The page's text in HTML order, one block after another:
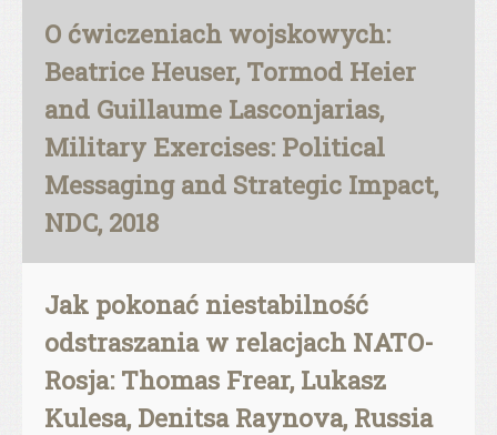
O ćwiczeniach wojskowych:
Beatrice Heuser, Tormod Heier
and Guillaume Lasconjarias,
Military Exercises: Political
Messaging and Strategic Impact,
NDC, 2018
Jak pokonać niestabilność
odstraszania w relacjach NATO-
Rosja: Thomas Frear, Lukasz
Kulesa, Denitsa Raynova, Russia